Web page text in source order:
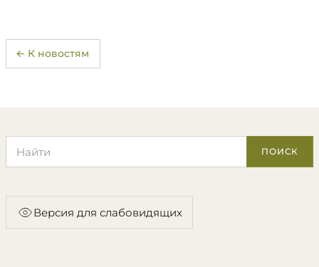
← К новостям
ПОИСК
Версия для слабовидящих